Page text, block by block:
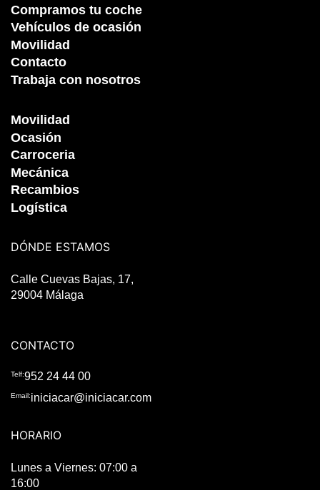
Compramos tu coche
Vehículos de ocasión
Movilidad
Contacto
Trabaja con nosotros
Movilidad
Ocasión
Carroceria
Mecánica
Recambios
Logística
DÓNDE ESTAMOS
Calle Cuevas Bajas, 17,
29004 Málaga
CONTACTO
Telf:952 24 44 00
Email:iniciacar@iniciacar.com
HORARIO
Lunes a Viernes: 07:00 a
16:00